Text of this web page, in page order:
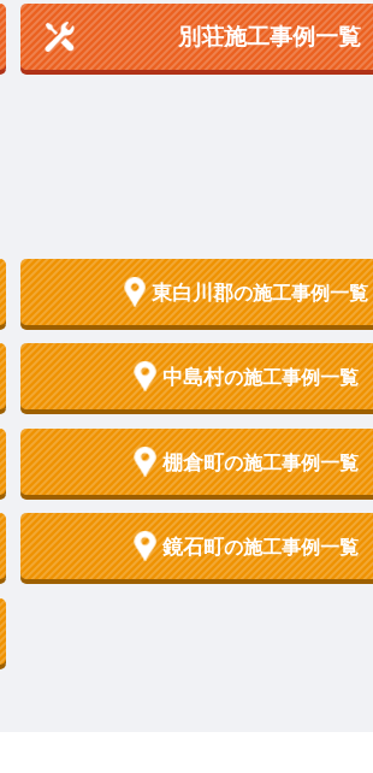
別荘施工事例一覧
東白川郡の施工事例一覧
中島村の施工事例一覧
棚倉町の施工事例一覧
鏡石町の施工事例一覧